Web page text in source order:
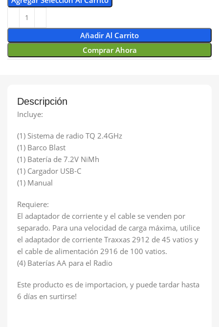
45
Añadir Al Carrito
Comprar Ahora
Descripción
Incluye:
(1) Sistema de radio TQ 2.4GHz
(1) Barco Blast
(1) Batería de 7.2V NiMh
(1) Cargador USB-C
(1) Manual
Requiere:
El adaptador de corriente y el cable se venden por
separado. Para una velocidad de carga máxima, utilice
el adaptador de corriente Traxxas 2912 de 45 vatios y
el cable de alimentación 2916 de 100 vatios.
(4) Baterías AA para el Radio
Este producto es de importacion, y puede tardar hasta
6 días en surtirse!